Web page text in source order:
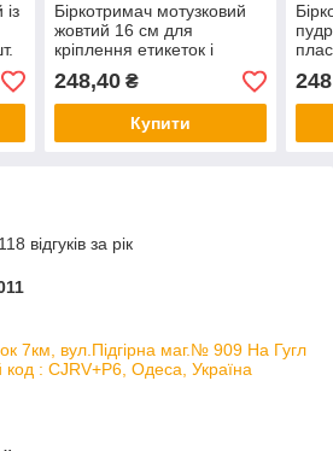
Біркотримач мотузковий
жовтий 16 см для
кріплення етикеток і
цінників, текстильний
тримач-пломба 1000 шт
248,40₴
Купити
відгуків за рік
7км, вул.Підгірна маг.№ 909 На Гугл
код : CJRV+P6, Одеса, Україна